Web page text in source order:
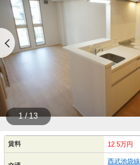
1 / 13
賃料 12.5万円
西武池袋線